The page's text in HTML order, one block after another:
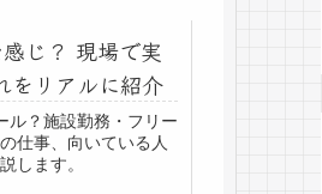
じ？ 現場で実
をリアルに紹介
ル？施設勤務・フリー
仕事、向いている人
します。